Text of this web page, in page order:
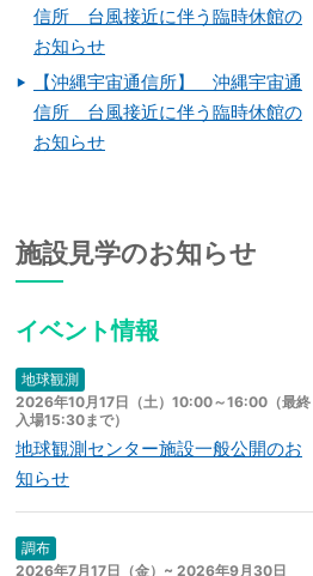
信所 台風接近に伴う臨時休館の
お知らせ
【沖縄宇宙通信所】 沖縄宇宙通
信所 台風接近に伴う臨時休館の
お知らせ
施設見学のお知らせ
イベント情報
地球観測
2026年10月17日（土）10:00～16:00（最終
入場15:30まで）
地球観測センター施設一般公開のお
知らせ
調布
2026年7月17日（金）~ 2026年9月30日